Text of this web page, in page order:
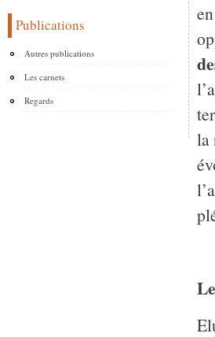
Publications
Autres publications
Les carnets
Regards
la